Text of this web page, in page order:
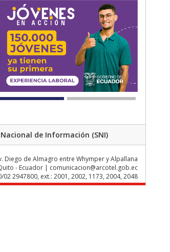
de Información (SNI)
Diego de Almagro entre Whymper y Alpallana
- Ecuador | comunicacion@arcotel.gob.ec
2947800, ext.: 2001, 2002, 1173, 2004, 2048